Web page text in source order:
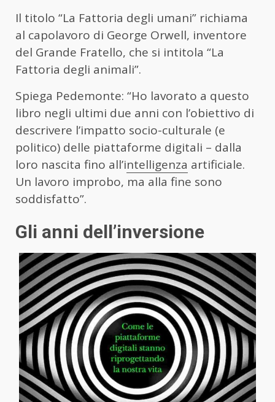
Il titolo “La Fattoria degli umani” richiama
al capolavoro di George Orwell, inventore
del Grande Fratello, che si intitola “La
Fattoria degli animali”.
Spiega Pedemonte: “Ho lavorato a questo
libro negli ultimi due anni con l’obiettivo di
descrivere l’impatto socio-culturale (e
politico) delle piattaforme digitali – dalla
loro nascita fino all’intelligenza artificiale.
Un lavoro improbo, ma alla fine sono
soddisfatto”.
Gli anni dell’inversione